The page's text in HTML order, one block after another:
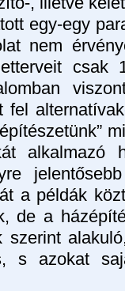
egy-egy
nem
csak
fel
alkalmazó
a példák
de a
s azokat